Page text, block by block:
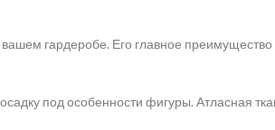
гардеробе. Его главное
под особенности фигуры. Атласная